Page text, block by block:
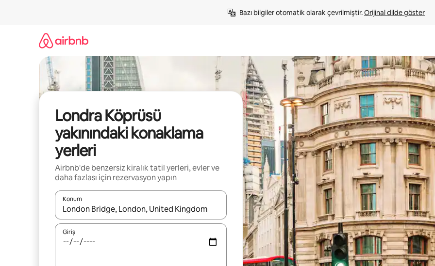
Bazı bilgiler otomatik olarak çevrilmiştir. Orijinal dilde göster
Londra Köprüsü
yakınındaki konaklama
yerleri
Airbnb'de benzersiz kiralık tatil yerleri, evler ve
daha fazlası için rezervasyon yapın
Konum
Sonuçlar kullanılabilir olduğunda yukarı ve aşağı oklarıyla gezinin veya dokunarak ya da kaydırma hareketleriyle keşfedin.
Giriş